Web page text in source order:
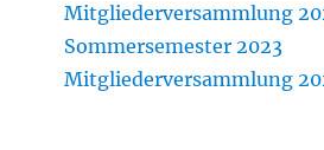
Mitgliederversammlung
Sommersemester 2023
Mitgliederversammlung